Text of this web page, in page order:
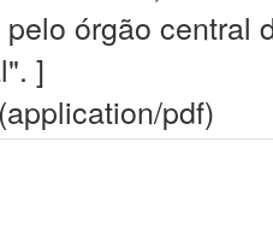
órgão central
]
(application/pdf)